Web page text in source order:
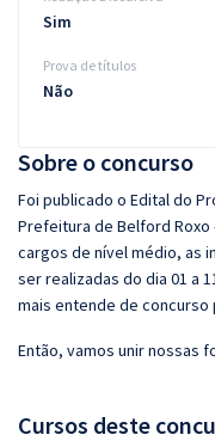
Sobre o concurso
Foi publicado o Edital do
Prefeitura de Belford Roxo
cargos de nível médio, as
ser realizadas do dia 01 a
mais entende de concurso
Então, vamos unir nossas
Cursos deste
Sim
Prova de títulos
Não